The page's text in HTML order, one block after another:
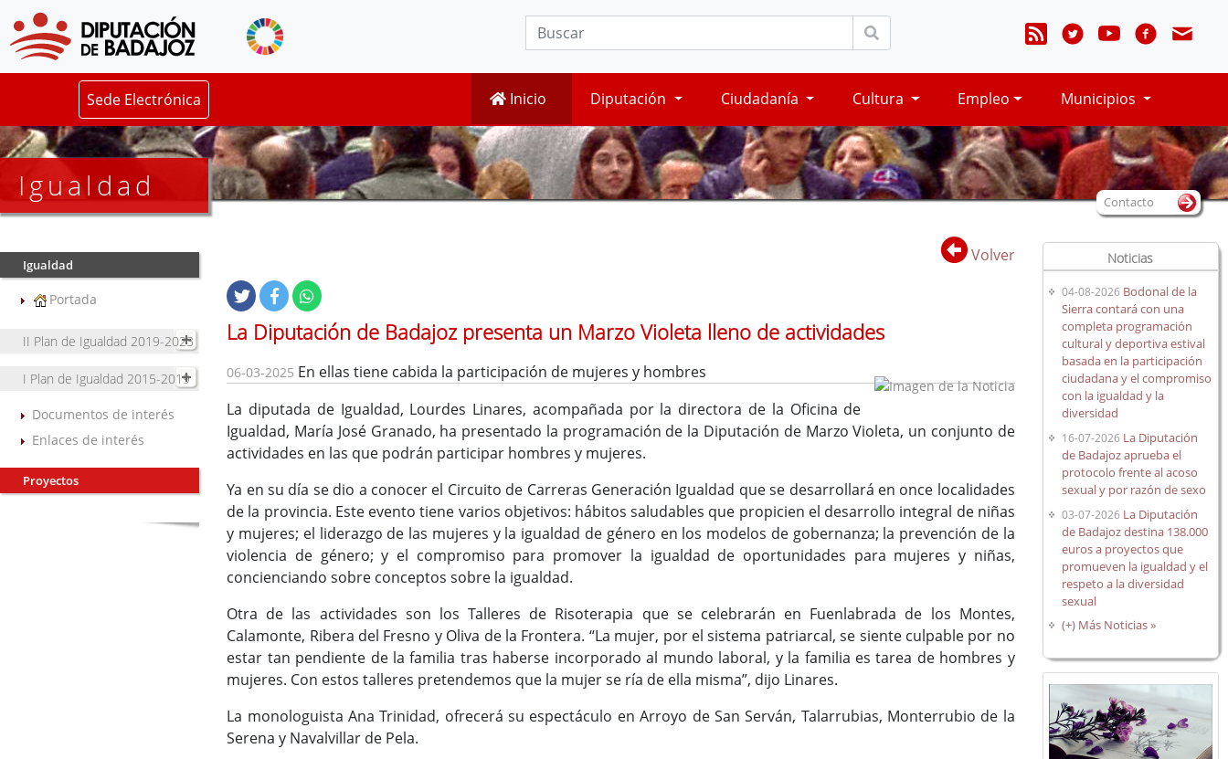
Sede Electrónica Inicio Diputación Ciudadanía Cultura Empleo Municipios
Igualdad
Igualdad
Portada
II Plan de Igualdad 2019-2023
I Plan de Igualdad 2015-2019
Documentos de interés
Enlaces de interés
Proyectos
Volver
La Diputación de Badajoz presenta un Marzo Violeta lleno de actividades
06-03-2025 En ellas tiene cabida la participación de mujeres y hombres
La diputada de Igualdad, Lourdes Linares, acompañada por la directora de la Oficina de
Igualdad, María José Granado, ha presentado la programación de la Diputación de Marzo Violeta, un conjunto de
actividades en las que podrán participar hombres y mujeres.
Ya en su día se dio a conocer el Circuito de Carreras Generación Igualdad que se desarrollará en once localidades
de la provincia. Este evento tiene varios objetivos: hábitos saludables que propicien el desarrollo integral de niñas
y mujeres; el liderazgo de las mujeres y la igualdad de género en los modelos de gobernanza; la prevención de la
violencia de género; y el compromiso para promover la igualdad de oportunidades para mujeres y niñas,
concienciando sobre conceptos sobre la igualdad.
Otra de las actividades son los Talleres de Risoterapia que se celebrarán en Fuenlabrada de los Montes,
Calamonte, Ribera del Fresno y Oliva de la Frontera. “La mujer, por el sistema patriarcal, se siente culpable por no
estar tan pendiente de la familia tras haberse incorporado al mundo laboral, y la familia es tarea de hombres y
mujeres. Con estos talleres pretendemos que la mujer se ría de ella misma”, dijo Linares.
La monologuista Ana Trinidad, ofrecerá su espectáculo en Arroyo de San Serván, Talarrubias, Monterrubio de la
Serena y Navalvillar de Pela.
Contacto
Noticias
04-08-2026 Bodonal de la
Sierra contará con una
completa programación
cultural y deportiva estival
basada en la participación
ciudadana y el compromiso
con la igualdad y la
diversidad
16-07-2026 La Diputación
de Badajoz aprueba el
protocolo frente al acoso
sexual y por razón de sexo
03-07-2026 La Diputación
de Badajoz destina 138.000
euros a proyectos que
promueven la igualdad y el
respeto a la diversidad
sexual
(+) Más Noticias »